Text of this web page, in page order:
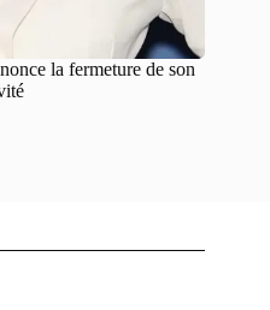
la fermeture de son